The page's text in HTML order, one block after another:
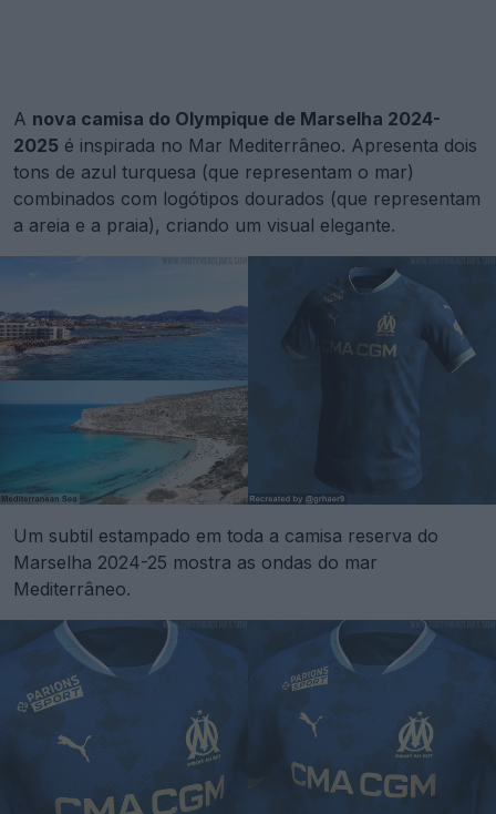
A nova camisa do Olympique de Marselha 2024-
2025 é inspirada no Mar Mediterrâneo. Apresenta dois
tons de azul turquesa (que representam o mar)
combinados com logótipos dourados (que representam
a areia e a praia), criando um visual elegante.
Um subtil estampado em toda a camisa reserva do
Marselha 2024-25 mostra as ondas do mar
Mediterrâneo.